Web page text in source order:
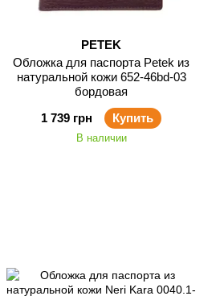
PETEK
Обложка для паспорта Petek из
натуральной кожи 652-46bd-03
бордовая
1 739 грн
Купить
В наличии